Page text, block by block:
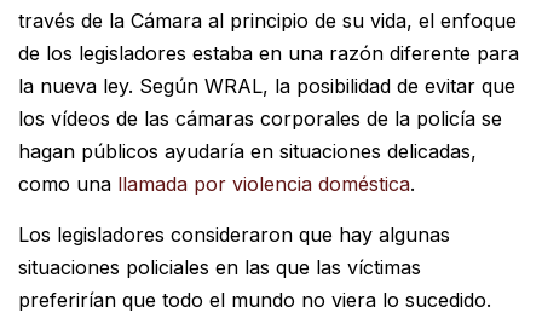
través de la Cámara al principio de su vida, el enfoque
de los legisladores estaba en una razón diferente para
la nueva ley. Según WRAL, la posibilidad de evitar que
los vídeos de las cámaras corporales de la policía se
hagan públicos ayudaría en situaciones delicadas,
como una llamada por violencia doméstica.
Los legisladores consideraron que hay algunas
situaciones policiales en las que las víctimas
preferirían que todo el mundo no viera lo sucedido.